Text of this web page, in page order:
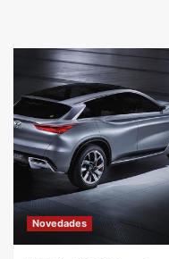
Novedades